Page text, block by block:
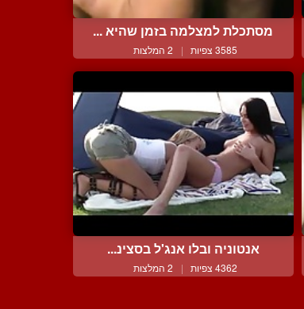
מסתכלת למצלמה בזמן שהיא ...
3585 צפיות | 2 המלצות
אנטוניה ובלו אנג'ל בסצינ...
4362 צפיות | 2 המלצות